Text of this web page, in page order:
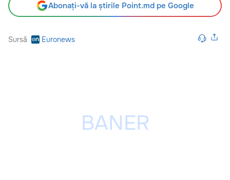
Abonați-vă la știrile Point.md pe Google
Sursă Euronews